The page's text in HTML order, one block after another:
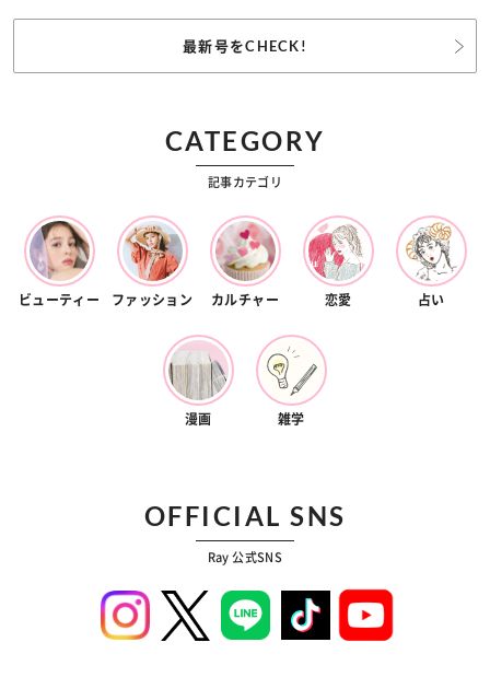
最新号をCHECK!
CATEGORY
記事カテゴリ
ビューティー ファッション カルチャー 恋愛 占い
漫画 雑学
OFFICIAL SNS
Ray 公式SNS